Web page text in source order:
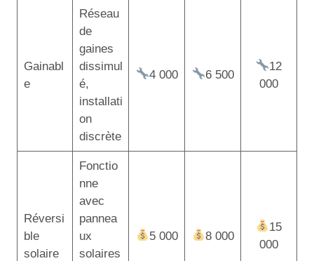
Gainabl
e
Réseau
de
gaines
dissimul
é,
installati
on
discrète
4 000 6 500
12
000
Réversi
ble
solaire
Fonctio
nne
avec
pannea
ux
solaires
5 000 8 000
15
000